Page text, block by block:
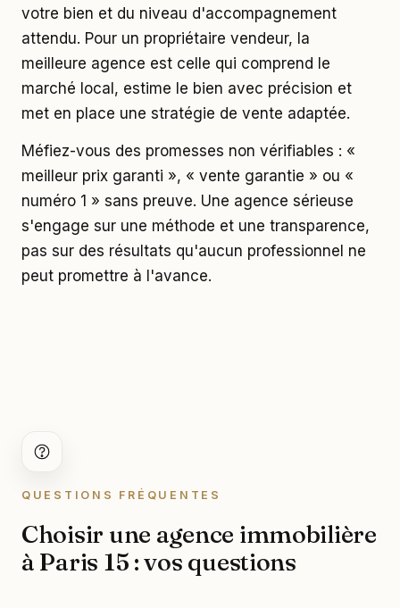
votre bien et du niveau d'accompagnement
attendu. Pour un propriétaire vendeur, la
meilleure agence est celle qui comprend le
marché local, estime le bien avec précision et
met en place une stratégie de vente adaptée.
Méfiez-vous des promesses non vérifiables : «
meilleur prix garanti », « vente garantie » ou «
numéro 1 » sans preuve. Une agence sérieuse
s'engage sur une méthode et une transparence,
pas sur des résultats qu'aucun professionnel ne
peut promettre à l'avance.
QUESTIONS FRÉQUENTES
Choisir une agence immobilière
à Paris 15 : vos questions